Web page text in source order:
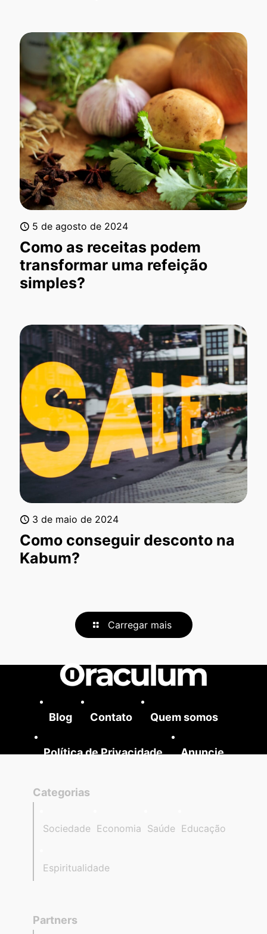
5 de agosto de 2024
Como as receitas podem
transformar uma refeição
simples?
3 de maio de 2024
Como conseguir desconto na
Kabum?
Carregar mais
Blog Contato Quem somos
Política de Privacidade Anuncie
Categorias
Sociedade Economia Saúde Educação
Espiritualidade
Partners